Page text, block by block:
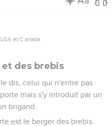
et C anada.
et des brebis
dis, celui qui n'entre pas
mais s'y introduit par un
brigand.
est le berger des brebis.